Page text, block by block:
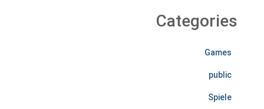
l
y
d
e
Categories
Games
public
Spiele